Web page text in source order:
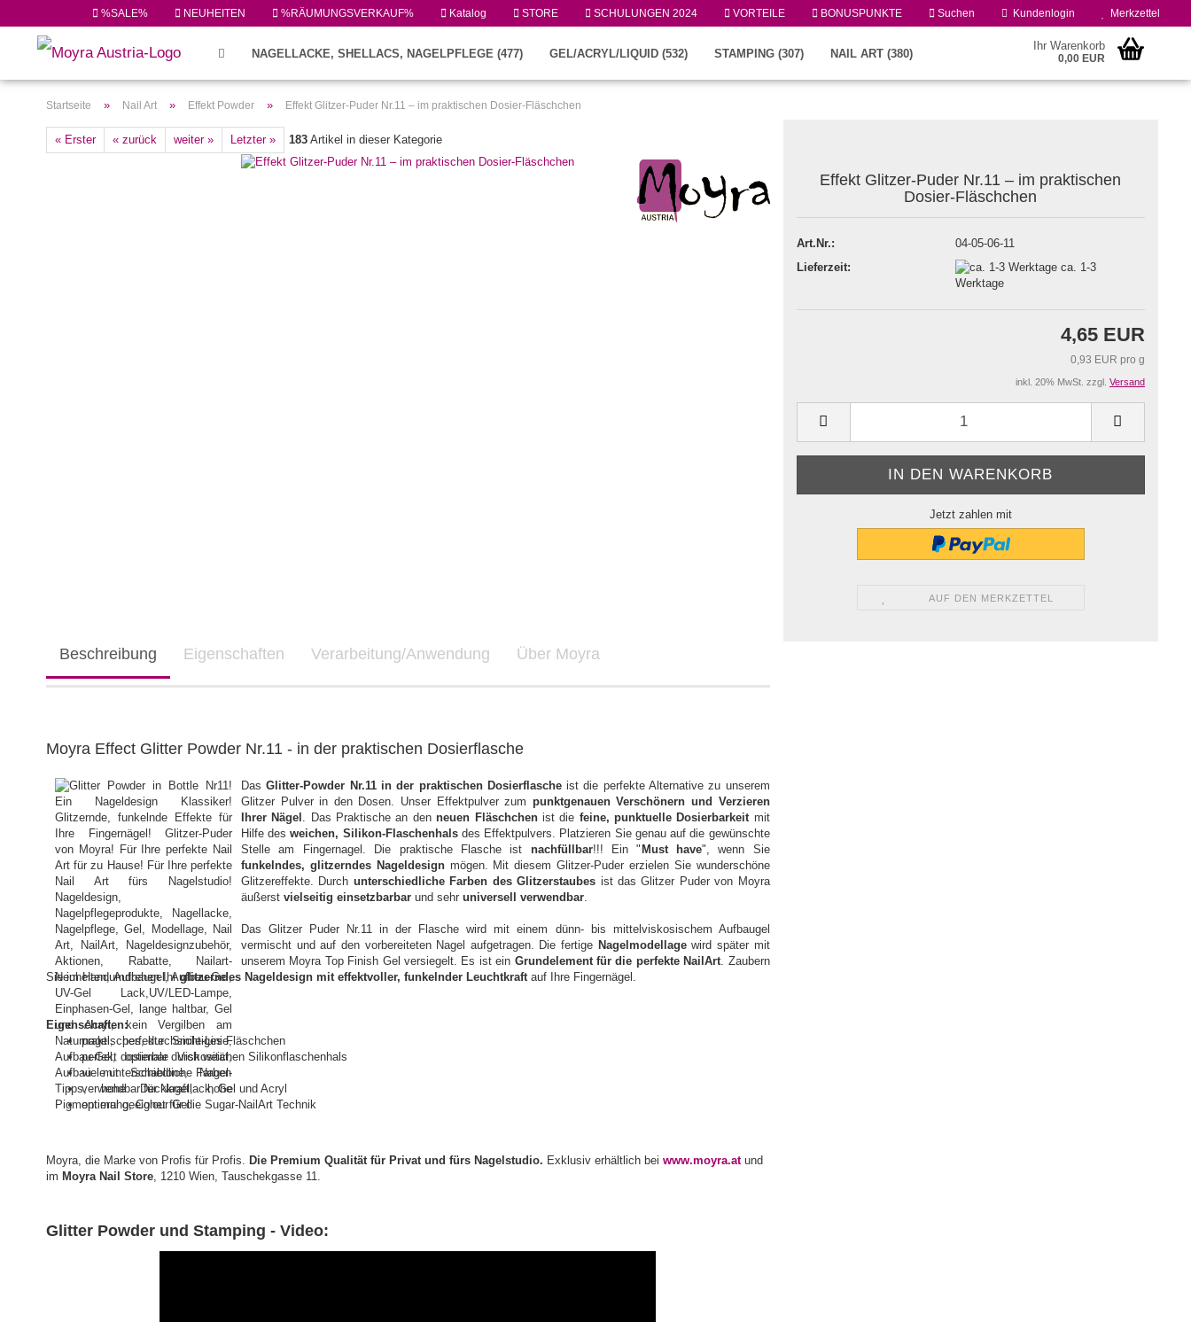
%SALE% NEUHEITEN %RÄUMUNGSVERKAUF% Katalog STORE SCHULUNGEN 2024 VORTEILE BONUSPUNKTE Suchen Kundenlogin Merkzettel
Ihr Warenkorb
0,00 EUR
NAGELLACKE, SHELLACS, NAGELPFLEGE (477) GEL/ACRYL/LIQUID (532) STAMPING (307) NAIL ART (380)
Startseite » Nail Art » Effekt Powder » Effekt Glitzer-Puder Nr.11 – im praktischen Dosier-Fläschchen
« Erster « zurück weiter » Letzter » 183 Artikel in dieser Kategorie
Effekt Glitzer-Puder Nr.11 – im praktischen
Dosier-Fläschchen
Art.Nr.:
04-05-06-11
Lieferzeit:
ca. 1-3
Werktage
4,65 EUR
0,93 EUR pro g
inkl. 20% MwSt. zzgl. Versand
Jetzt zahlen mit
AUF DEN MERKZETTEL
Beschreibung Eigenschaften Verarbeitung/Anwendung Über Moyra
Moyra Effect Glitter Powder Nr.11 - in der praktischen Dosierflasche
DasGlitter-Powder Nr.11 in der praktischen Dosierflascheist die perfekte Alternative zu unserem
Glitzer Pulver in den Dosen. Unser Effektpulver zum punktgenauen Verschönern und Verzieren
Ihrer Nägel . Das Praktische an denneuen Fläschchenist die feine, punktuelle Dosierbarkeit mit
Hilfe desweichen, Silikon-Flaschenhalsdes Effektpulvers. Platzieren Sie genau auf die gewünschte
Stelle am Fingernagel. Die praktische Flasche ist nachfüllbar!!! Ein " Must have", wenn Sie
funkelndes, glitzerndes Nageldesignmögen. Mit diesem Glitzer-Puder erzielen Sie wunderschöne
Glitzereffekte. Durch unterschiedliche Farben des Glitzerstaubes ist das Glitzer Puder von Moyra
äußerst vielseitig einsetzbarbar und sehr universell verwendbar.
Das Glitzer Puder Nr.11 in der Flasche wird mit einem dünn- bis mittelviskosischem Aufbaugel
vermischt und auf den vorbereiteten Nagel aufgetragen. Die fertige Nagelmodellagewird später mit
unserem Moyra Top Finish Gel versiegelt. Es ist ein Grundelement für die perfekte NailArt. Zaubern
Sie im Handumdrehen Ihrglitzerndes Nageldesign mit effektvoller, funkelnder Leuchtkraftauf Ihre Fingernägel.
Eigenschaften:
praktisches, durchsichtiges Fläschchen
perfekt dosierbar durch weichen Silikonflaschenhals
viele unterschiedliche Farben
verwendbar für Nagellack, Gel und Acryl
optimal geeignet für die Sugar-NailArt Technik
Moyra, die Marke von Profis für Profis. Die Premium Qualität für Privat und fürs Nagelstudio. Exklusiv erhältlich bei www.moyra.atund
im Moyra Nail Store, 1210 Wien, Tauschekgasse 11.
Glitter Powder und Stamping - Video: